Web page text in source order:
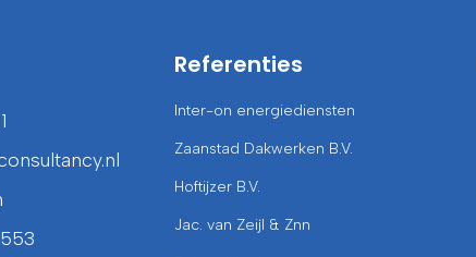
Referenties
Inter-on energiediensten
Zaanstad Dakwerken B.V.
Hoftijzer B.V.
Jac. van Zeijl & Znn